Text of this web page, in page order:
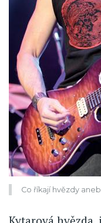
Co říkají hvězdy